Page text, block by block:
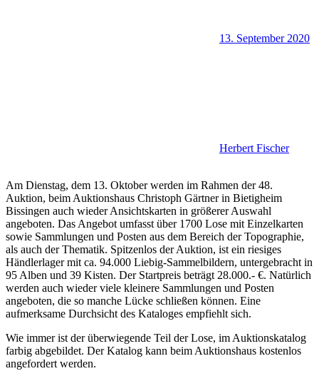
13. September 2020
Herbert Fischer
Am Dienstag, dem 13. Oktober werden im Rahmen der 48.
Auktion, beim Auktionshaus Christoph Gärtner in Bietigheim
Bissingen auch wieder Ansichtskarten in größerer Auswahl
angeboten. Das Angebot umfasst über 1700 Lose mit Einzelkarten
sowie Sammlungen und Posten aus dem Bereich der Topographie,
als auch der Thematik. Spitzenlos der Auktion, ist ein riesiges
Händlerlager mit ca. 94.000 Liebig-Sammelbildern, untergebracht in
95 Alben und 39 Kisten. Der Startpreis beträgt 28.000.- €. Natürlich
werden auch wieder viele kleinere Sammlungen und Posten
angeboten, die so manche Lücke schließen können. Eine
aufmerksame Durchsicht des Kataloges empfiehlt sich.
Wie immer ist der überwiegende Teil der Lose, im Auktionskatalog
farbig abgebildet. Der Katalog kann beim Auktionshaus kostenlos
angefordert werden.